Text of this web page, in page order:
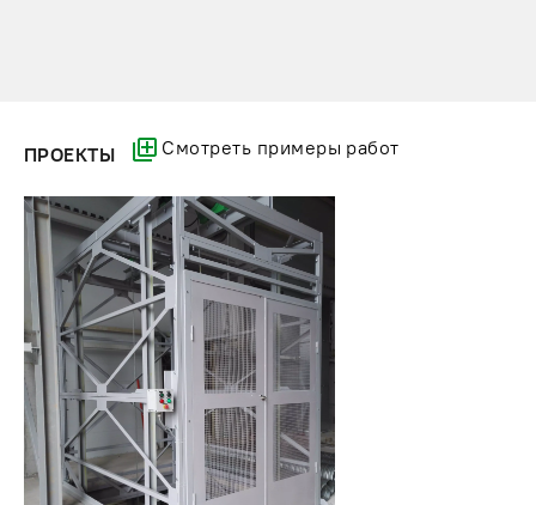
ПРОЕКТЫ Смотреть примеры работ